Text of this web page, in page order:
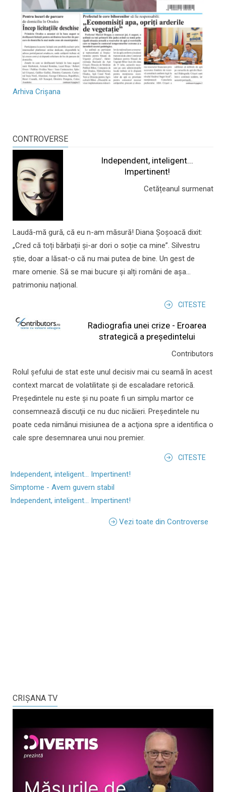
Arhiva Crișana
CONTROVERSE
Independent, inteligent...
Impertinent!
Cetățeanul surmenat
Laudă-mă gură, că eu n-am măsură! Diana Șoșoacă dixit:
„Cred că toți bărbații și-ar dori o soție ca mine”. Silvestru
știe, doar a lăsat-o că nu mai putea de bine. Un gest de
mare omenie. Să se mai bucure și alți români de așa...
patrimoniu național.
CITESTE
Radiografia unei crize - Eroarea
strategică a președintelui
Contributors
Rolul şefului de stat este unul decisiv mai cu seamă în acest
context marcat de volatilitate şi de escaladare retorică.
Preşedintele nu este şi nu poate fi un simplu martor ce
consemnează discuţii ce nu duc nicăieri. Preşedintele nu
poate ceda nimănui misiunea de a acţiona spre a identifica o
cale spre desemnarea unui nou premier.
CITESTE
Independent, inteligent... Impertinent!
Simptome - Avem guvern stabil
Independent, inteligent... Impertinent!
Vezi toate din Controverse
CRIŞANA TV